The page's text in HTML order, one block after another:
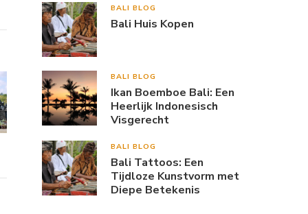
BALI BLOG
Bali Huis Kopen
BALI BLOG
Ikan Boemboe Bali: Een
Heerlijk Indonesisch
Visgerecht
BALI BLOG
Bali Tattoos: Een
Tijdloze Kunstvorm met
Diepe Betekenis